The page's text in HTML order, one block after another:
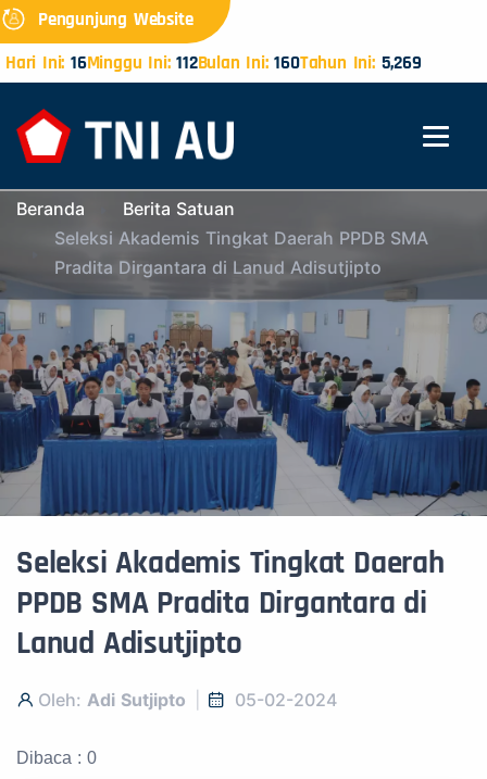
Pengunjung Website
Hari Ini: 16Minggu Ini:112Bulan Ini:160Tahun Ini:5,269
Beranda
Berita Satuan
Seleksi Akademis Tingkat Daerah PPDB SMA
Pradita Dirgantara di Lanud Adisutjipto
Seleksi Akademis Tingkat Daerah
PPDB SMA Pradita Dirgantara di
Lanud Adisutjipto
Oleh: Adi Sutjipto 05-02-2024
Dibaca : 0